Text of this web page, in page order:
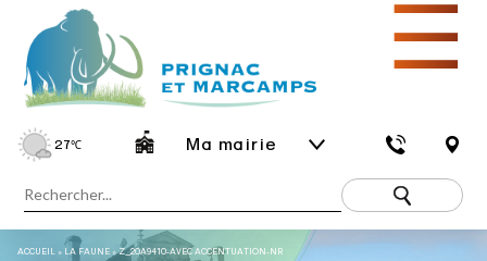
27℃ Ma mairie
☰
ACCUEIL » LA FAUNE »Z_20A9410-AVEC ACCENTUATION-NR